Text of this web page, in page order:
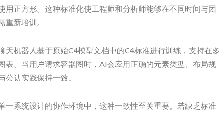
用正方形。这种标准化使工程师和分析师能够在不同时间与团
重新培训。
天机器人基于原始C4模型文档中的C4标准进行训练，支持在多
表。当用户请求容器图时，AI会应用正确的元素类型、布局规
公认实践保持一致。
一系统设计的协作环境中，这种一致性至关重要。若缺乏标准